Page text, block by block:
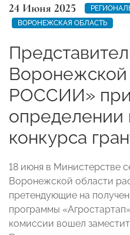
24 Июня 2025
ВОРОНЕЖСКАЯ ОБЛАСТЬ
РОССИИ»
определении
конкурса
18 июня в Министерстве
Воронежской области
претендующие на
программы
комиссии вошел